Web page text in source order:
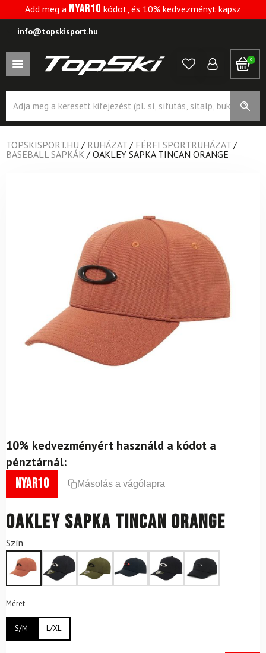
Add meg a NYAR10 kódot, és 10% kedvezményt kapsz
info@topskisport.hu
0
search
TOPSKISPORT.HU / RUHÁZAT / FÉRFI SPORTRUHÁZAT /
BASEBALL SAPKÁK / OAKLEY SAPKA TINCAN ORANGE
10% kedvezményért használd a kódot a
pénztárnál:
nyar10 Másolás a vágólapra
OAKLEY Sapka Tincan Orange
Szín
Méret
S/M L/XL